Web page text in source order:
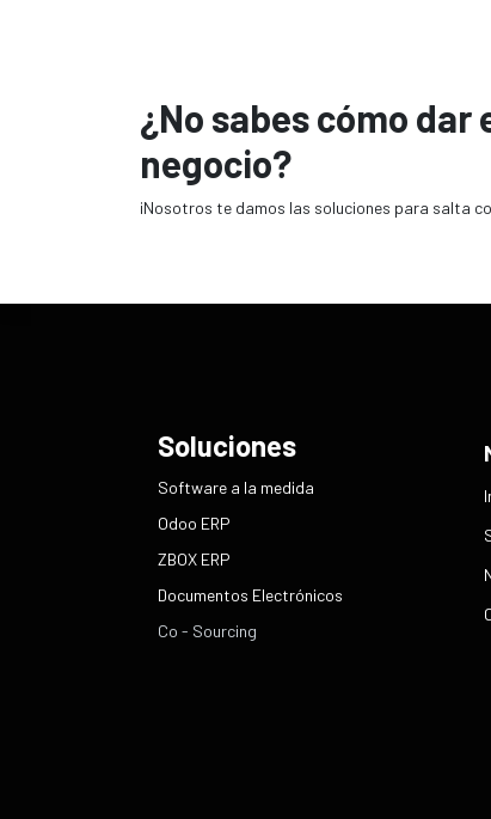
¿No sabes cómo
negocio?
¡Nosotros te damos las soluciones para salta
Soluciones
​Software a la medida
Odoo ERP
ZBOX ERP
Documentos Electrónicos
Co - Sourcing